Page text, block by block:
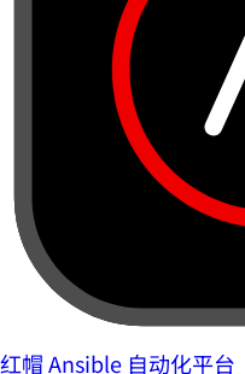
红帽 Ansible 自动化平台